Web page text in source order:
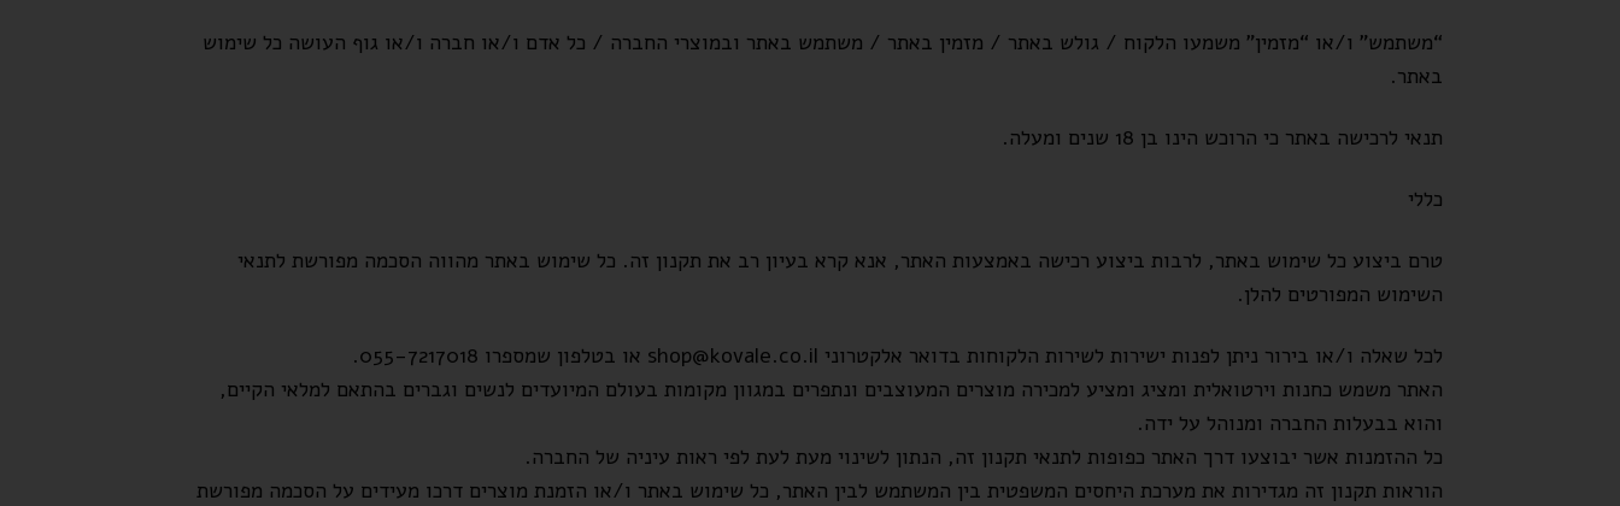
“משתמש” ו/או “מזמין” משמעו הלקוח / גולש באתר / מזמין באתר / משתמש באתר ובמוצרי החברה / כל אדם ו/או חברה ו/או גוף העושה כל שימוש
באתר.
תנאי לרכישה באתר כי הרוכש הינו בן 18 שנים ומעלה.
כללי
טרם ביצוע כל שימוש באתר, לרבות ביצוע רכישה באמצעות האתר, אנא קרא בעיון רב את תקנון זה. כל שימוש באתר מהווה הסכמה מפורשת לתנאי
השימוש המפורטים להלן.
לכל שאלה ו/או בירור ניתן לפנות ישירות לשירות הלקוחות בדואר אלקטרוני shop@kovale.co.il או בטלפון שמספרו 055-7217018.
האתר משמש כחנות וירטואלית ומציג ומציע למכירה מוצרים המעוצבים ונתפרים במגוון מקומות בעולם המיועדים לנשים וגברים בהתאם למלאי הקיים,
והוא בבעלות החברה ומנוהל על ידה.
כל ההזמנות אשר יבוצעו דרך האתר כפופות לתנאי תקנון זה, הנתון לשינוי מעת לעת לפי ראות עיניה של החברה.
הוראות תקנון זה מגדירות את מערכת היחסים המשפטית בין המשתמש לבין האתר, כל שימוש באתר ו/או הזמנת מוצרים דרכו מעידים על הסכמה מפורשת